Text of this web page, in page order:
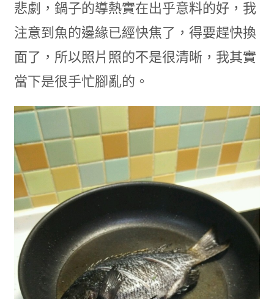
悲劇，鍋子的導熱實在出乎意料的好，我
注意到魚的邊緣已經快焦了，得要趕快換
面了，所以照片照的不是很清晰，我其實
當下是很手忙腳亂的。